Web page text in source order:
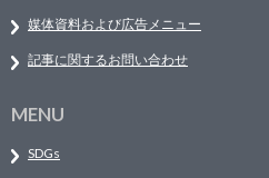
媒体資料および広告メニュー
記事に関するお問い合わせ
MENU
SDGs